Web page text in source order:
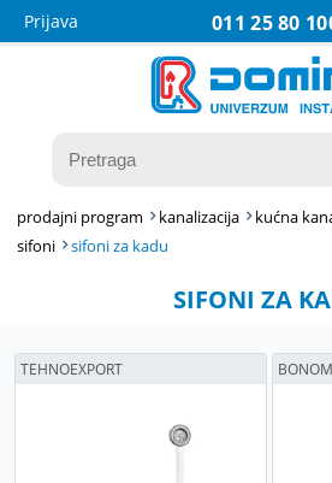
011 25 80
Prijava
prodajni program kanalizacija kućna
sifoni
sifoni za kadu
SIFONI ZA
TEHNOEXPORT